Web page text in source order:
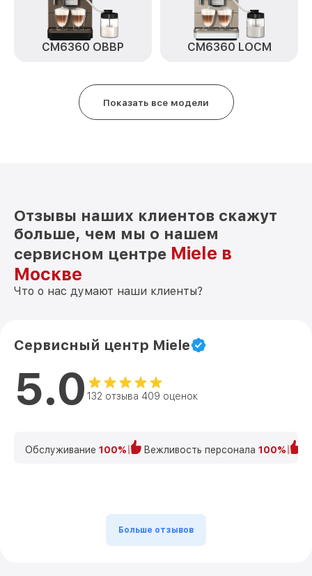
CM6360 OBBP CM6360 LOCM
Показать все модели
Отзывы наших клиентов скажут
больше, чем мы о нашем
сервисном центре Miele в
Москве
Что о нас думают наши клиенты?
Сервисный центр Miele
5.0 132 отзыва 409 оценок
Обслуживание 100% Вежливость персонала 100%
Больше отзывов